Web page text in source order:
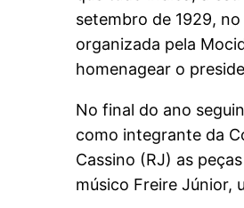
setembro de 1929,
organizada pela
homenagear o
No final do ano
como integrante da
Cassino (RJ) as peças
músico Freire Júnior,